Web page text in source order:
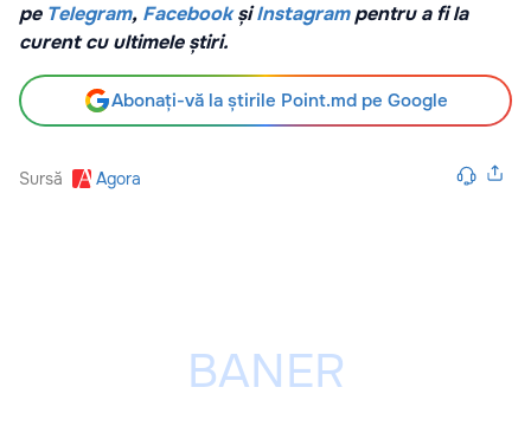
pe Telegram, FacebookșiInstagrampentru a fi la
curent cu ultimele știri.
Abonați-vă la știrile Point.md pe Google
Sursă Agora